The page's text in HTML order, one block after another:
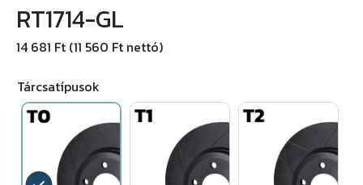
RT1714-GL
14 681 Ft (11 560 Ft nettó)
Tárcsatípusok